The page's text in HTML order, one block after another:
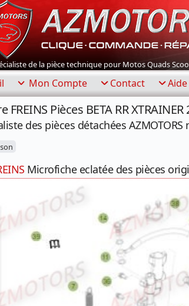
de la pièce technique pour Motos Quads
Mon Compte Contact Aide
FREINS Pièces BETA RR
des pièces détachées AZMOTORS
Microfiche eclatée des pièces